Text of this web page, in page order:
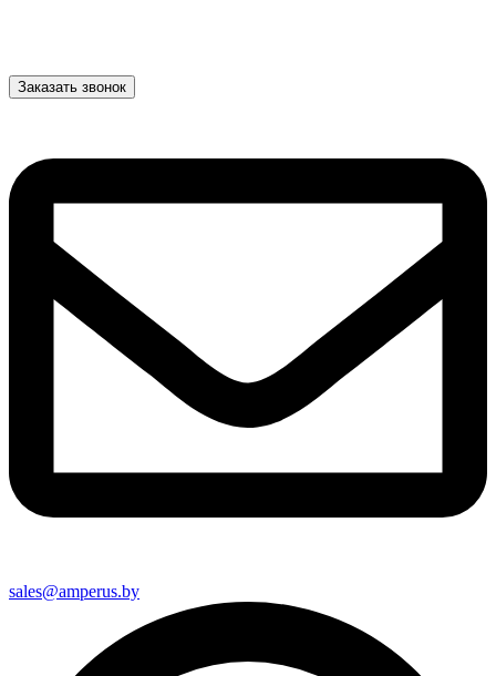
Заказать звонок
sales@amperus.by